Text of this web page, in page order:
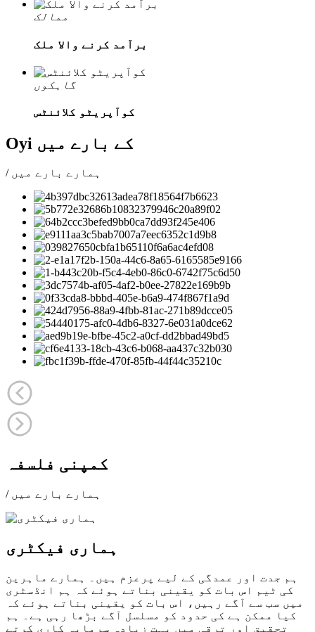
ممالک
برآمد کرنے والا ملک
گاہکوں
کوآپریٹو کلائنٹس
Oyi کے بارے میں
/ ہمارے بارے میں
کمپنی فلسفہ
/ ہمارے بارے میں
ہماری فیکٹری
ہم جدت اور عمدگی کے لیے پرعزم ہیں۔ ہمارے ماہرین
کی ٹیم اس بات کو یقینی بناتے ہوئے کہ ہم انڈسٹری
میں سب سے آگے رہیں، اس بات کو یقینی بناتے ہوئے کہ
کیا ممکن ہے کی حدود کو مسلسل آگے بڑھا رہی ہے۔ ہم
تحقیق اور ترقی میں بہت زیادہ سرمایہ کاری کرتے